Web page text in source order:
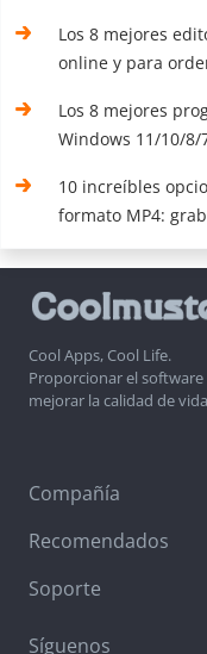
Los 8 mejores
online y para
Los 8 mejores
Windows 11/10/
10 increíbles
formato MP4:
Cool Apps, Cool Life.
Proporcionar el
mejorar la calidad de
Compañía
Recomendados
Soporte
Síguenos